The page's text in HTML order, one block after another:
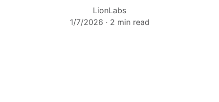
LionLabs
1/7/2026
2 min read